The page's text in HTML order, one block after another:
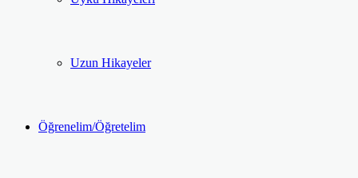
Uzun Hikayeler
Öğrenelim/Öğretelim